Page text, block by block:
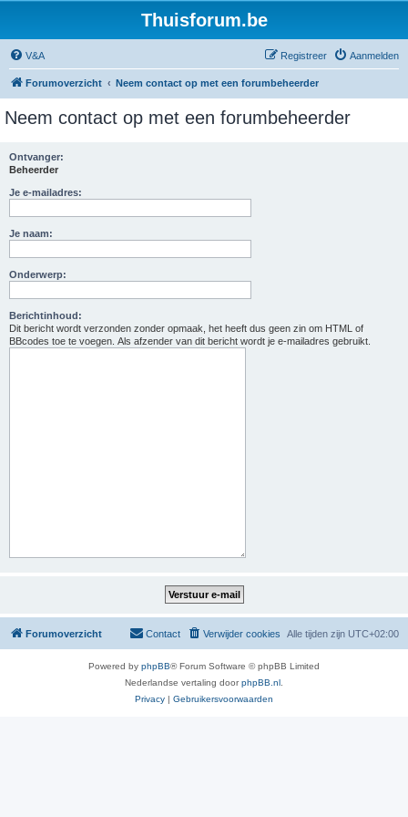
Thuisforum.be
V&A Aanmelden
Registreer
Forumoverzicht Neem contact op met een forumbeheerder
Neem contact op met een forumbeheerder
Ontvanger:
Beheerder
Je e-mailadres:
Je naam:
Onderwerp:
Berichtinhoud:
Dit bericht wordt verzonden zonder opmaak, het heeft dus geen zin om HTML of
BBcodes toe te voegen. Als afzender van dit bericht wordt je e-mailadres gebruikt.
Forumoverzicht Alle tijden zijn UTC+02:00
Verwijder cookies
Contact
Powered by phpBB® Forum Software © phpBB Limited
Nederlandse vertaling doorphpBB.nl
Privacy | Gebruikersvoorwaarden